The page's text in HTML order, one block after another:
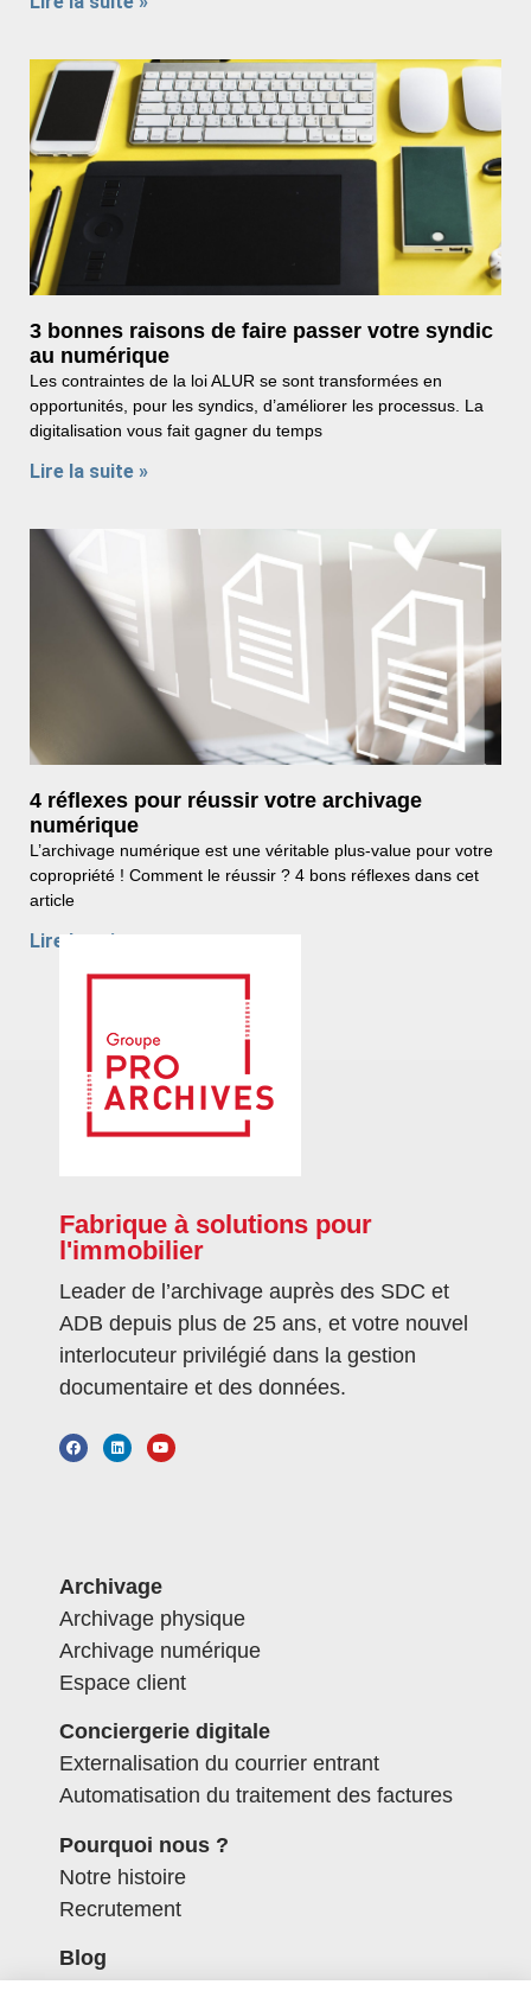
3 bonnes raisons de faire passer votre syndic
au numérique
Les contraintes de la loi ALUR se sont transformées en
opportunités, pour les syndics, d’améliorer les processus. La
digitalisation vous fait gagner du temps
Lire la suite »
4 réflexes pour réussir votre archivage
numérique
L’archivage numérique est une véritable plus-value pour votre
copropriété ! Comment le réussir ? 4 bons réflexes dans cet
article
Lire la suite »
1
Fabrique à solutions pour
l'immobilier
Leader de l’archivage auprès des SDC et
ADB depuis plus de 25 ans, et votre nouvel
interlocuteur privilégié dans la gestion
documentaire et des données.
Archivage
Archivage physique
Archivage numérique
Espace client
Conciergerie digitale
Externalisation du courrier entrant
Automatisation du traitement des factures
Pourquoi nous ?
Notre histoire
Recrutement
Blog